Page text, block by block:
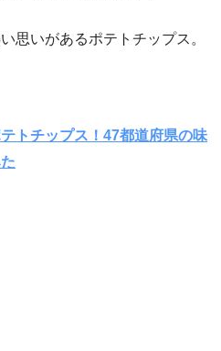
思いがあるポテトチップス。
トチップス！47都道府県の味